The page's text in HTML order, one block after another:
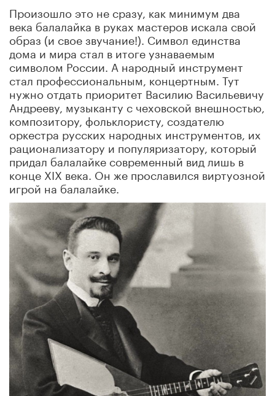
Произошло это не сразу, как минимум два
века балалайка в руках мастеров искала свой
образ (и свое звучание!). Символ единства
дома и мира стал в итоге узнаваемым
символом России. А народный инструмент
стал профессиональным, концертным. Тут
нужно отдать приоритет Василию Васильевичу
Андрееву, музыканту с чеховской внешностью,
композитору, фольклористу, создателю
оркестра русских народных инструментов, их
рационализатору и популяризатору, который
придал балалайке современный вид лишь в
конце XIX века. Он же прославился виртуозной
игрой на балалайке.